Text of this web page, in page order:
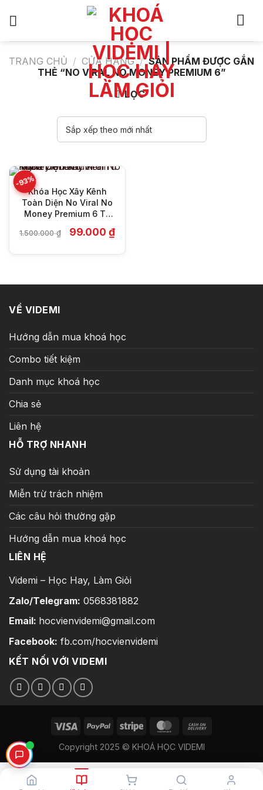
TRANG CHỦ / CỬA HÀNG / SẢN PHẨM ĐƯỢC GẮN
THẺ “NO VIRAL NO MONEY PREMIUM 6”
LỌC
-93%
Khóa Học Xây Kênh
Toàn Diện No Viral No
Money Premium 6 Từ
1.500.000₫ Giá
gốc
99.000 ₫Giá
hiện
VỀ VIDEMI
Hướng dẫn mua khoá học
Combo tiết kiệm
Danh mục khoá học
Chia sẻ
Liên hệ
HỖ TRỢ NHANH
Sử dụng tài khoản
Miễn trừ trách nhiệm
Các câu hỏi thường gặp
Hướng dẫn mua khoá học
LIÊN HỆ
Videmi – Học Hay, Làm Giỏi
Zalo/Telegram: 0568381882
Email: hocvienvidemi@gmail.com
Facebook: fb.com/hocvienvidemi
KẾT NỐI VỚI VIDEMI
Copyright 2025 © KHOÁ HỌC VIDEMI